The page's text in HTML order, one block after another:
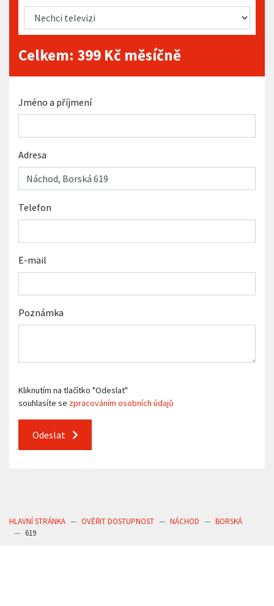
Celkem: 399 Kč měsíčně
Jméno a příjmení
Adresa
Telefon
E-mail
Poznámka
Kliknutím na tlačítko "Odeslat"
souhlasíte se zpracováním osobních údajů
Odeslat
HLAVNÍ STRÁNKA OVĚŘIT DOSTUPNOST NÁCHOD
BORSKÁ
619